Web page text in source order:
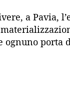
a Pavia,
ognuno porta